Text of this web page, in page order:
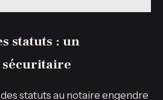
statuts : un
sécuritaire
statuts au notaire engendre